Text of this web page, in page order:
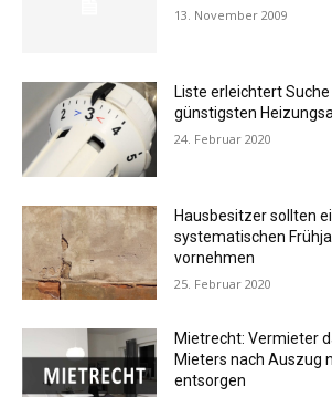
13. November 2009
Liste erleichtert
günstigsten
24. Februar 2020
Hausbesitzer sollten
systematischen
vornehmen
25. Februar 2020
Mietrecht: Vermieter
Mieters nach Auszug
entsorgen